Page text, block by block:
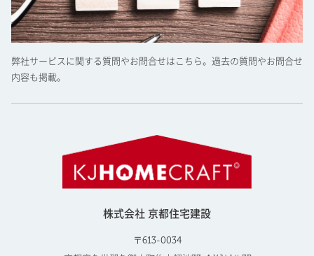
弊社サービスに関する質問やお問合せはこちら。過去の質問やお問合せ
内容も掲載。
株式会社 京都住宅建設
〒613-0034